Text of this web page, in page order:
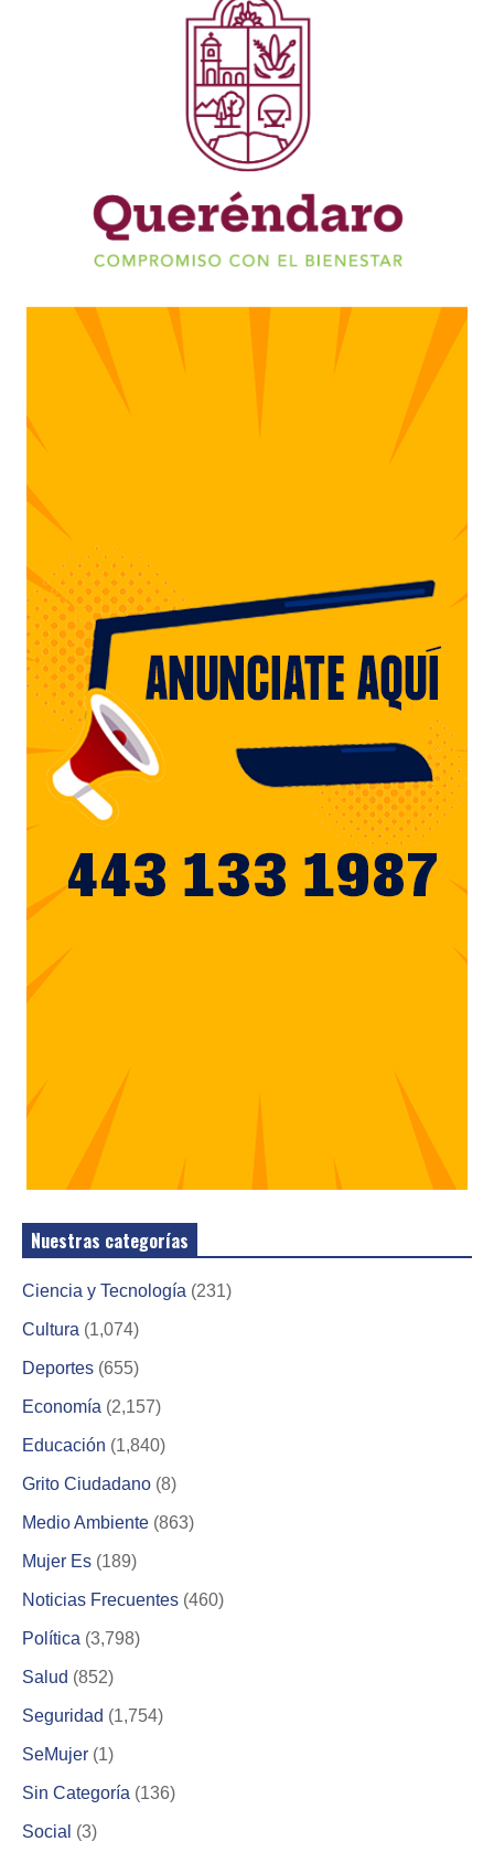
Nuestras categorías
Ciencia y Tecnología (231)
Cultura (1,074)
Deportes (655)
Economía (2,157)
Educación (1,840)
Grito Ciudadano (8)
Medio Ambiente (863)
Mujer Es (189)
Noticias Frecuentes (460)
Política (3,798)
Salud (852)
Seguridad (1,754)
SeMujer (1)
Sin Categoría (136)
Social (3)